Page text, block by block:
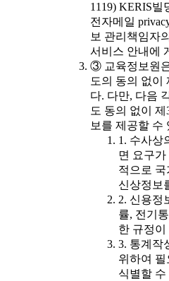
1119) KERIS빌
전자메일
보 관리책임자
서비스 안내에
③ 교육정보원
도의 동의 없이
다. 다만, 다음
도 동의 없이
보를 제공할 수
1. 수사상
면 요구
적으로
신상정보
2. 신용정
률, 전기
한 규정이
3. 통계작
위하여
식별할